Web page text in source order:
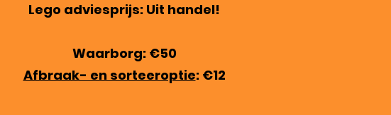
Lego adviesprijs: Uit handel!
Waarborg: €50
Afbraak- en sorteeroptie: €12